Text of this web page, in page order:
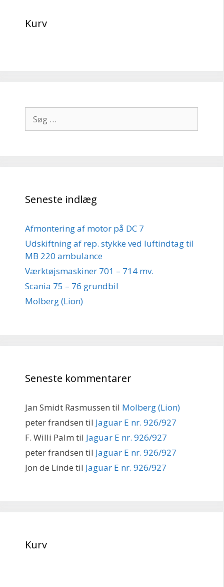
Kurv
efter:
Seneste indlæg
Afmontering af motor på DC 7
Udskiftning af rep. stykke ved luftindtag til
MB 220 ambulance
Værktøjsmaskiner 701 – 714 mv.
Scania 75 – 76 grundbil
Molberg (Lion)
Seneste kommentarer
Jan Smidt Rasmussen til Molberg (Lion)
peter frandsen til Jaguar E nr. 926/927
F. Willi Palm til Jaguar E nr. 926/927
peter frandsen til Jaguar E nr. 926/927
Jon de Linde til Jaguar E nr. 926/927
Kurv